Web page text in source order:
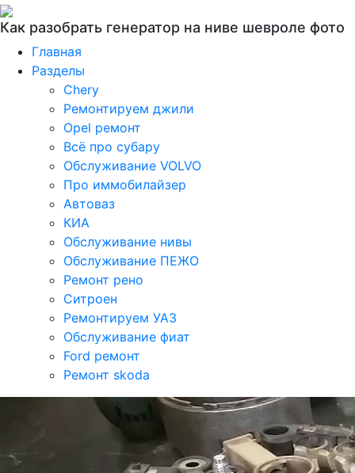
Как разобрать генератор на ниве шевроле фото
Главная
Разделы
Chery
Ремонтируем джили
Opel ремонт
Всё про субару
Обслуживание VOLVO
Про иммобилайзер
Автоваз
КИА
Обслуживание нивы
Обслуживание ПЕЖО
Ремонт рено
Ситроен
Ремонтируем УАЗ
Обслуживание фиат
Ford ремонт
Ремонт skoda